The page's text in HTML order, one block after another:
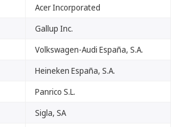
Acer Incorporated
Gallup Inc.
Volkswagen-Audi España, S.A.
Heineken España, S.A.
Panrico S.L.
Sigla, SA